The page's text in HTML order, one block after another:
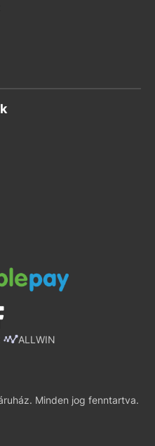
ALLWIN
Minden jog fenntartva.